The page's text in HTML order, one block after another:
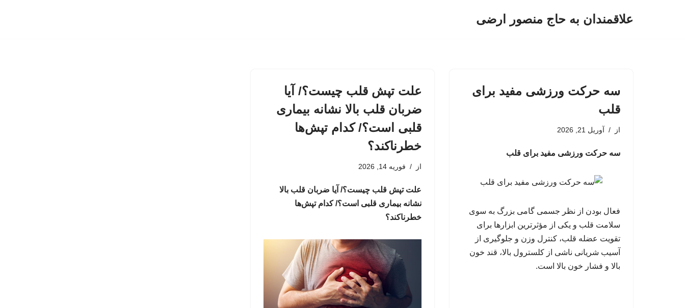
علاقمندان به حاج منصور ارضی
سه حرکت ورزشی مفید برای
قلب
از آوریل 21, 2026
سه حرکت ورزشی مفید برای قلب
فعال بودن از نظر جسمی گامی بزرگ به سوی
سلامت قلب و یکی از مؤثرترین ابزارها برای
تقویت عضله قلب، کنترل وزن و جلوگیری از
آسیب شریانی ناشی از کلسترول بالا، قند خون
بالا و فشار خون بالا است.
علت تپش قلب چیست؟/ آیا
ضربان قلب بالا نشانه بیماری
قلبی است؟/ کدام تپش‌ها
خطرناکند؟
از فوریه 14, 2026
علت تپش قلب چیست؟/ آیا ضربان قلب بالا
نشانه بیماری قلبی است؟/ کدام تپش‌ها
خطرناکند؟